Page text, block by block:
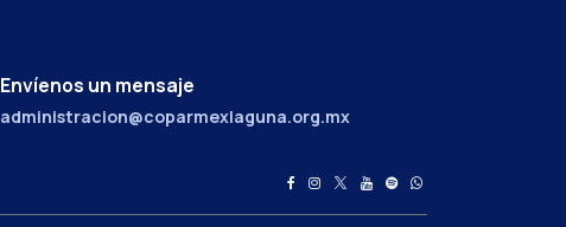
Envíenos un mensaje
administracion@coparmexlaguna.org.mx